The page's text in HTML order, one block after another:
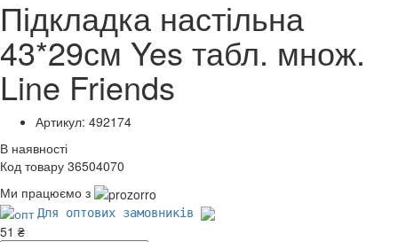
Підкладка настільна
43*29см Yes табл. множ.
Line Friends
Артикул: 492174
В наявності
Код товару 36504070
Ми працюємо з
Для оптових замовників
51 ₴